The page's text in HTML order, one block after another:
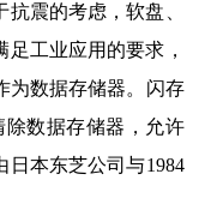
震的考虑，软盘、
工业应用的要求，
为数据存储器。闪存
除数据存储器，允许
日本东芝公司与1984